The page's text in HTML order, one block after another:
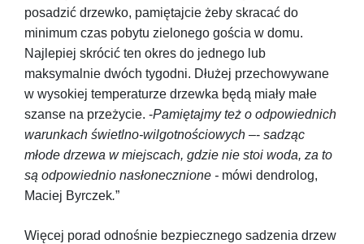
posadzić drzewko, pamiętajcie żeby skracać do
minimum czas pobytu zielonego gościa w domu.
Najlepiej skrócić ten okres do jednego lub
maksymalnie dwóch tygodni. Dłużej przechowywane
w wysokiej temperaturze drzewka będą miały małe
szanse na przeżycie. -Pamiętajmy też o odpowiednich
warunkach świetlno-wilgotnościowych –- sadząc
młode drzewa w miejscach, gdzie nie stoi woda, za to
są odpowiednio nasłonecznione - mówi dendrolog,
Maciej Byrczek.”
Więcej porad odnośnie bezpiecznego sadzenia drzew